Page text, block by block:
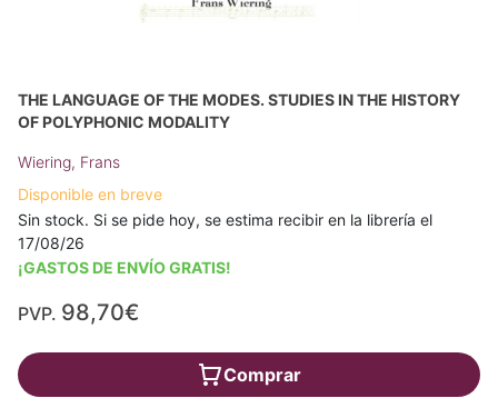
THE LANGUAGE OF THE MODES. STUDIES IN THE HISTORY
OF POLYPHONIC MODALITY
Wiering, Frans
Disponible en breve
Sin stock. Si se pide hoy, se estima recibir en la librería el
17/08/26
¡GASTOS DE ENVÍO GRATIS!
PVP. 98,70€
Comprar